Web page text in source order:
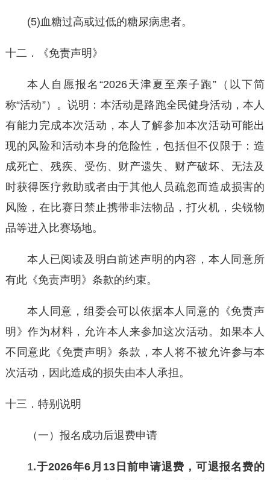
(5)血糖过高或过低的糖尿病患者。
十二．《免责声明》
本人自愿报名“2026天津夏至亲子跑”（以下简
称“活动”）。说明：本活动是路跑全民健身活动，本人
有能力完成本次活动，本人了解参加本次活动可能出
现的风险和活动本身的危险性，包括但不仅限于：造
成死亡、残疾、受伤、财产遗失、财产破坏、无法及
时获得医疗救助或者由于其他人员疏忽而造成损害的
风险，在比赛日禁止携带非法物品，打火机，尖锐物
品等进入比赛场地。
本人已阅读及明白前述声明的内容，本人同意所
有此《免责声明》条款的约束。
本人同意，组委会可以依据本人同意的《免责声
明》作为材料，允许本人来参加这次活动。如果本人
不同意此《免责声明》条款，本人将不被允许参与本
次活动，因此造成的损失由本人承担。
十三．特别说明
（一）报名成功后退费申请
1.于2026年6 月13日前申请退费 ，可退报名费的